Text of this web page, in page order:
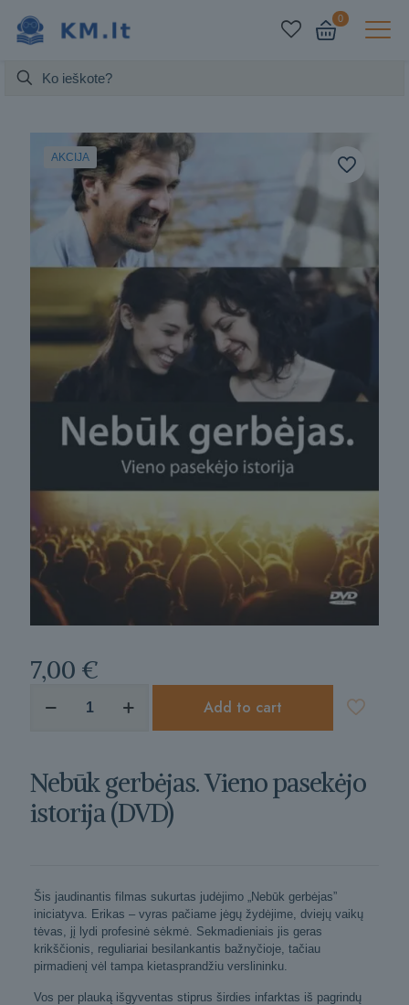
0
AKCIJA
7,00 €
kiekis:
pasekėjo
istorija
(DVD)
Add to cart
Nebūk gerbėjas. Vieno pasekėjo
istorija (DVD)
Šis jaudinantis filmas sukurtas judėjimo „Nebūk gerbėjas”
iniciatyva. Erikas – vyras pačiame jėgų žydėjime, dviejų vaikų
tėvas, jį lydi profesinė sėkmė. Sekmadieniais jis geras
krikščionis, reguliariai besilankantis bažnyčioje, tačiau
pirmadienį vėl tampa kietasprandžiu verslininku.
Vos per plauką išgyventas stiprus širdies infarktas iš pagrindų